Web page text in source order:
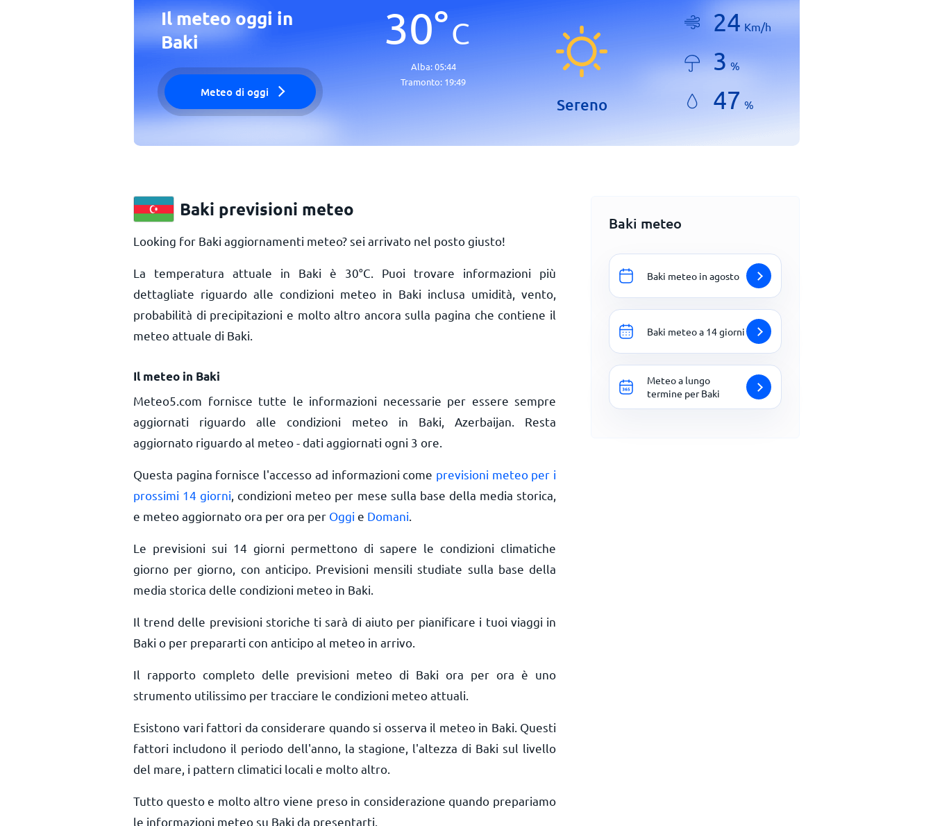
Il meteo oggi in
Baki
Meteo di oggi
30°C
Alba:05:44
Tramonto: 19:49
Sereno
24 Km/h
3 %
47 %
Baki previsioni meteo
Looking for Baki aggiornamenti meteo? sei arrivato nel posto giusto!
La temperatura attuale in Baki è 30°C . Puoi trovare informazioni più
dettagliate riguardo alle condizioni meteo in Baki inclusa umidità, vento,
probabilità di precipitazioni e molto altro ancora sulla pagina che contiene il
meteo attuale di Baki.
Il meteo in Baki
Meteo5.com fornisce tutte le informazioni necessarie per essere sempre
aggiornati riguardo alle condizioni meteo in Baki, Azerbaijan. Resta
aggiornato riguardo al meteo - dati aggiornati ogni 3 ore.
Questa pagina fornisce l'accesso ad informazioni come previsioni meteo per i
prossimi 14 giorni , condizioni meteo per mese sulla base della media storica,
e meteo aggiornato ora per ora per Oggi e Domani
Le previsioni sui 14 giorni permettono di sapere le condizioni climatiche
giorno per giorno, con anticipo. Previsioni mensili studiate sulla base della
media storica delle condizioni meteo in Baki.
Il trend delle previsioni storiche ti sarà di aiuto per pianificare i tuoi viaggi in
Baki o per prepararti con anticipo al meteo in arrivo.
Il rapporto completo delle previsioni meteo di Baki ora per ora è uno
strumento utilissimo per tracciare le condizioni meteo attuali.
Esistono vari fattori da considerare quando si osserva il meteo in Baki. Questi
fattori includono il periodo dell'anno, la stagione, l'altezza di Baki sul livello
del mare, i pattern climatici locali e molto altro.
Tutto questo e molto altro viene preso in considerazione quando prepariamo
le informazioni meteo su Baki da presentarti.
Baki meteo
Baki meteo in agosto
Baki meteo a 14 giorni
Meteo a lungo
termine per Baki